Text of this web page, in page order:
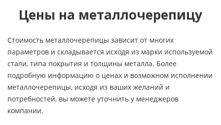
Цены на металлочерепицу
Стоимость металлочерепицы зависит от многих
параметров и складывается исходя из марки используемой
стали, типа покрытия и толщины металла. Более
подробную информацию о ценах и возможном исполнении
металлочерепицы, исходя из ваших желаний и
потребностей, вы можете уточнить у менеджеров
компании.